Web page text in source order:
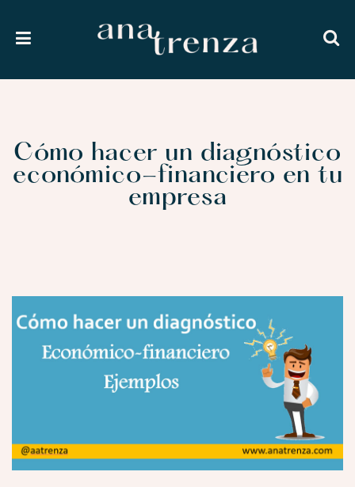
Cómo hacer un diagnóstico
económico-financiero en tu
empresa